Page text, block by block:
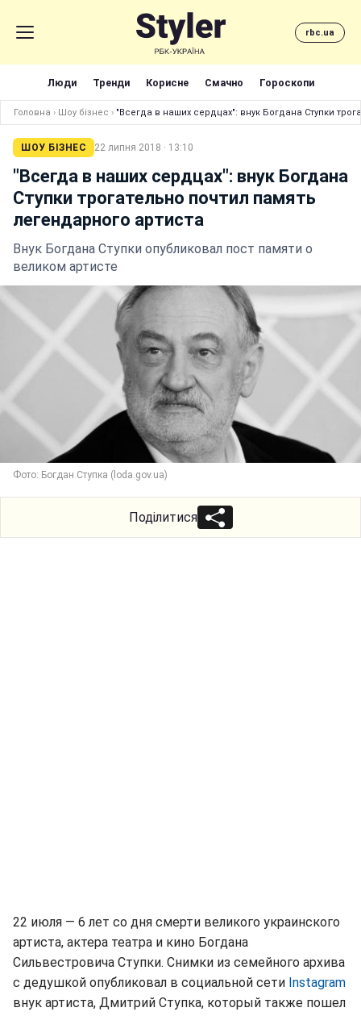
rbc.ua
Люди Тренди Корисне Смачно Гороскопи
Головна › Шоу бізнес › "Всегда в наших сердцах": внук Богдана Ступки
ШОУ БІЗНЕС 22 липня 2018 · 13:10
"Всегда в наших сердцах": внук Богдана
Ступки трогательно почтил память
легендарного артиста
Внук Богдана Ступки опубликовал пост памяти о
великом артисте
Фото: Богдан Ступка (loda.gov.ua)
Поділитися
22 июля — 6 лет со дня смерти великого украинского
артиста, актера театра и кино Богдана
Сильвестровича Ступки. Снимки из семейного архива
с дедушкой опубликовал в социальной сети Instagram
внук артиста, Дмитрий Ступка, который также пошел